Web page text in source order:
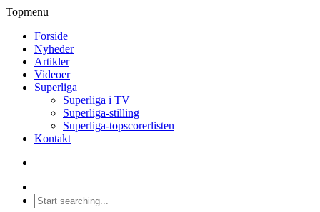
Topmenu
Forside
Nyheder
Artikler
Videoer
Superliga
Superliga i TV
Superliga-stilling
Superliga-topscorerlisten
Kontakt